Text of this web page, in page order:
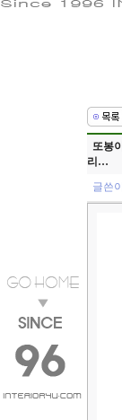
또봉
리…
글쓴이